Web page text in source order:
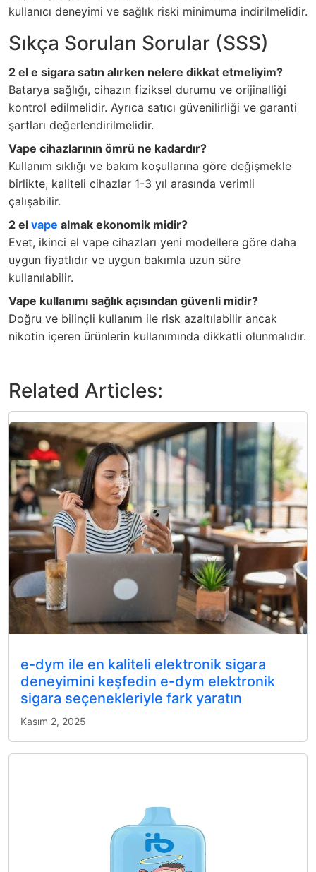
kullanıcı deneyimi ve sağlık riski minimuma indirilmelidir.
Sıkça Sorulan Sorular (SSS)
2 el e sigara satın alırken nelere dikkat etmeliyim?
Batarya sağlığı, cihazın fiziksel durumu ve orijinalliği
kontrol edilmelidir. Ayrıca satıcı güvenilirliği ve garanti
şartları değerlendirilmelidir.
Vape cihazlarının ömrü ne kadardır?
Kullanım sıklığı ve bakım koşullarına göre değişmekle
birlikte, kaliteli cihazlar 1-3 yıl arasında verimli
çalışabilir.
2 el vape almak ekonomik midir?
Evet, ikinci el vape cihazları yeni modellere göre daha
uygun fiyatlıdır ve uygun bakımla uzun süre
kullanılabilir.
Vape kullanımı sağlık açısından güvenli midir?
Doğru ve bilinçli kullanım ile risk azaltılabilir ancak
nikotin içeren ürünlerin kullanımında dikkatli olunmalıdır.
Related Articles:
e-dym ile en kaliteli elektronik sigara
deneyimini keşfedin e-dym elektronik
sigara seçenekleriyle fark yaratın
Kasım 2, 2025